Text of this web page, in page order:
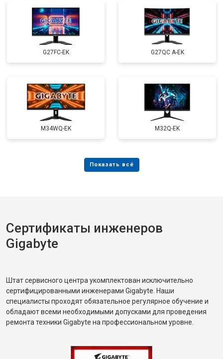
G27FC-EK G27QC A-EK
M34WQ-EK M32Q-EK
Сертификаты инженеров
Gigabyte
Штат сервисного центра укомплектован исключительно
сертифицированными инженерами Gigabyte. Наши
специалисты проходят обязательное регулярное обучение и
обладают всеми необходимыми допусками для проведения
ремонта техники Gigabyte на профессиональном уровне.